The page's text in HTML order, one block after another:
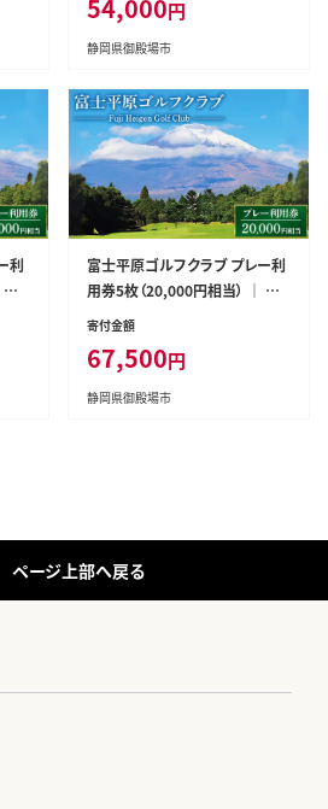
54,000円
静岡県御殿場市
利
ゴ
富士平原ゴルフクラブ プレー利
用券5枚（20,000円相当） ｜ ゴ
ルフ ゴルフ場 ごるふ プレー券
寄付金額
67,500円
静岡県御殿場市
ページ上部へ戻る